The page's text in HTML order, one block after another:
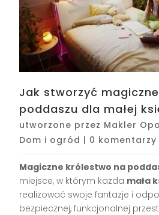
Jak stworzyć
poddaszu dla małej
utworzone przez Makler
Dom i ogród | 0 komentarzy
Magiczne królestwo na
miejsce, w którym każda mała
realizować swoje fantazje i
bezpiecznej, funkcjonalnej